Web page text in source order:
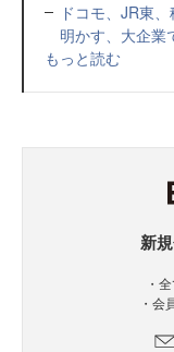
ドコモ、JR東
明かす、大企業
もっと読む
新
・
・会